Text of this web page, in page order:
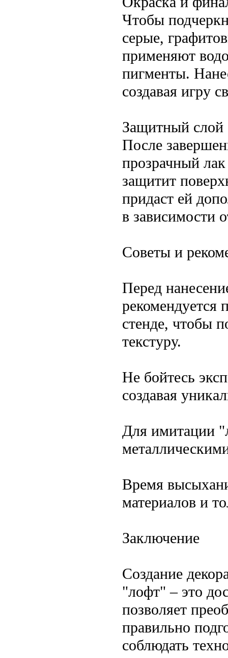
Чтобы
серые,
применяют
пигменты.
создавая игру
Защитный слой
После
прозрачный
защитит
придаст ей
в зависимости
Советы и
Перед
рекомендуется
стенде, чтобы
текстуру.
Не бойтесь
создавая
Для имитации
Время
материалов и
Заключение
Создание
"лофт" – это
позволяет
правильно
соблюдать